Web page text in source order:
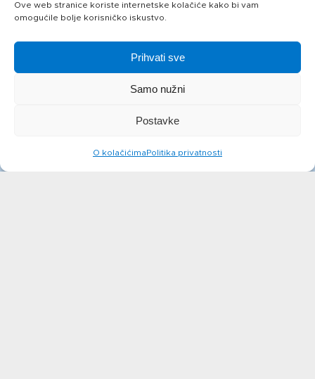
Ove web stranice koriste internetske kolačiće kako bi vam
omogućile bolje korisničko iskustvo.
Prihvati sve
Samo nužni
Postavke
O kolačićimaPolitika privatnosti
kiseline
Ugljikohidrati 2,5 g